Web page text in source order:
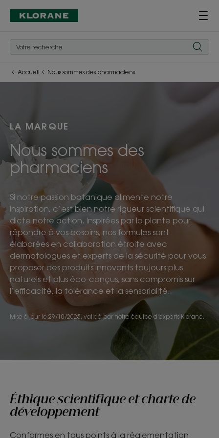
Accueil Nous sommes des pharmaciens
LA MARQUE
Nous sommes des
pharmaciens
Si notre passion botanique alimente notre
inspiration, c’est bien notre rigueur scientifique qui
dicte notre action. Inspirées par la plante pour
répondre à vos besoins, nos formules sont
élaborées en collaboration étroite avec
dermatologues et experts de la sécurité pour vous
proposer des produits innovants toujours plus
naturels et plus éco-conçus, sans compromis sur
l’efficacité, la tolérance et la sensorialité.
Mise à jour le 29/10/2025, validé par notre équipe d'experts Klorane.
Éthique scientifique et charte de
développement
Conformes en tous points à la réglementation